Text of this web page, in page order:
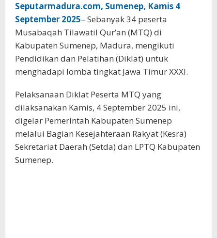
Seputarmadura.com, Sumenep, Kamis 4
September 2025– Sebanyak 34 peserta
Musabaqah Tilawatil Qur’an (MTQ) di
Kabupaten Sumenep, Madura, mengikuti
Pendidikan dan Pelatihan (Diklat) untuk
menghadapi lomba tingkat Jawa Timur XXXI.
Pelaksanaan Diklat Peserta MTQ yang
dilaksanakan Kamis, 4 September 2025 ini,
digelar Pemerintah Kabupaten Sumenep
melalui Bagian Kesejahteraan Rakyat (Kesra)
Sekretariat Daerah (Setda) dan LPTQ Kabupaten
Sumenep.